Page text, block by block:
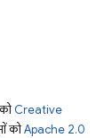
Creative
कोApache 2.0